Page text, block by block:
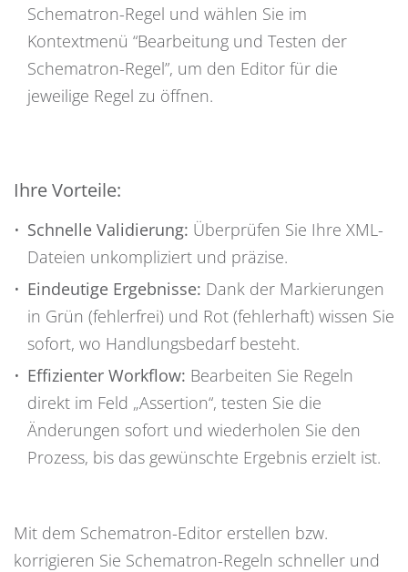
Schematron-Regel und wählen Sie im
Kontextmenü “Bearbeitung und Testen der
Schematron-Regel”, um den Editor für die
jeweilige Regel zu öffnen.
Ihre Vorteile:
Schnelle Validierung: Überprüfen Sie Ihre XML-
Dateien unkompliziert und präzise.
Eindeutige Ergebnisse: Dank der Markierungen
in Grün (fehlerfrei) und Rot (fehlerhaft) wissen Sie
sofort, wo Handlungsbedarf besteht.
Effizienter Workflow: Bearbeiten Sie Regeln
direkt im Feld „Assertion“, testen Sie die
Änderungen sofort und wiederholen Sie den
Prozess, bis das gewünschte Ergebnis erzielt ist.
Mit dem Schematron-Editor erstellen bzw.
korrigieren Sie Schematron-Regeln schneller und